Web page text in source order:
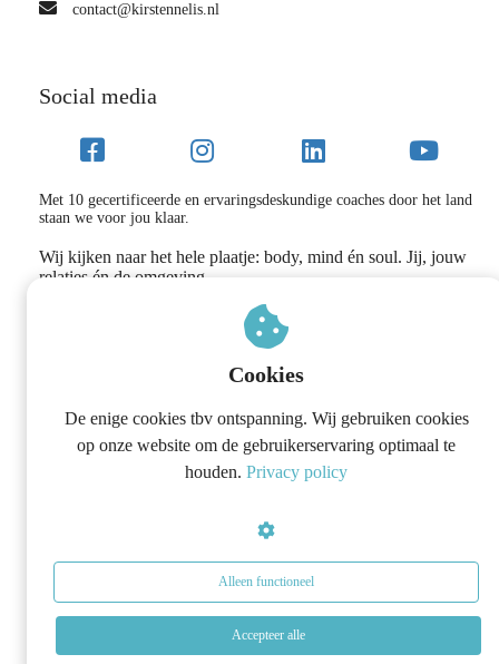
contact@kirstennelis.nl
Social media
Met 10 gecertificeerde en ervaringsdeskundige coaches door het land
staan we voor jou klaar.
Wij kijken naar het hele plaatje: body, mind én soul. Jij, jouw
relaties én de omgeving.
Weg met de vermoeidheid, onrust, pieker gedachten en
boosheid naar de mensen die het dichtst bij jou staan.
Cookies
De enige cookies tbv ontspanning. Wij gebruiken cookies
op onze website om de gebruikerservaring optimaal te
houden. Privacy policy
Alleen functioneel
Accepteer alle